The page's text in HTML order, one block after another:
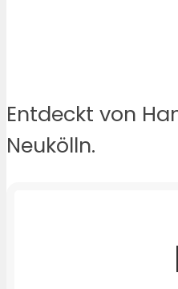
Entdeckt von
Neukölln.